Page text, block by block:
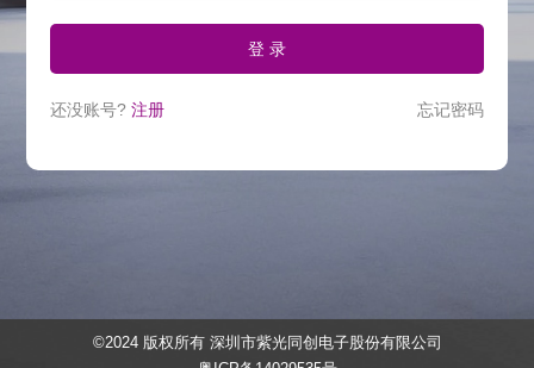
登 录
还没账号? 注册 忘记密码
©2024 版权所有 深圳市紫光同创电子股份有限公司